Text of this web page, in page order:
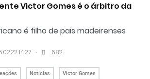
Victor Gomes é o árbitro da
é filho de pais madeirenses
14:27 . 682
Notícias Victor Gomes